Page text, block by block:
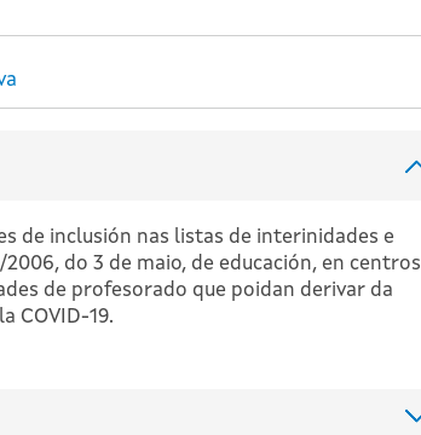
de inclusión nas listas de interinidades e
do 3 de maio, de educación, en centros
de profesorado que poidan derivar da
COVID-19.